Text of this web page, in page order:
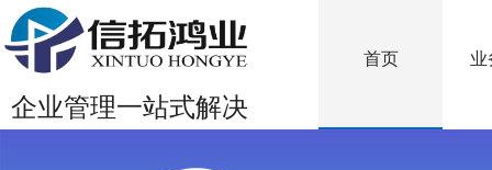
企业管理一站式解决
首页 业